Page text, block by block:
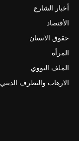
أخبار الشارع
الأقتصاد
حقوق الانسان
المرأة
الملف النووي
الارهاب والتطرف الديني